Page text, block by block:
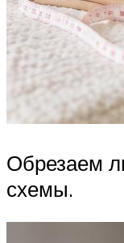
Обрезаем
схемы.